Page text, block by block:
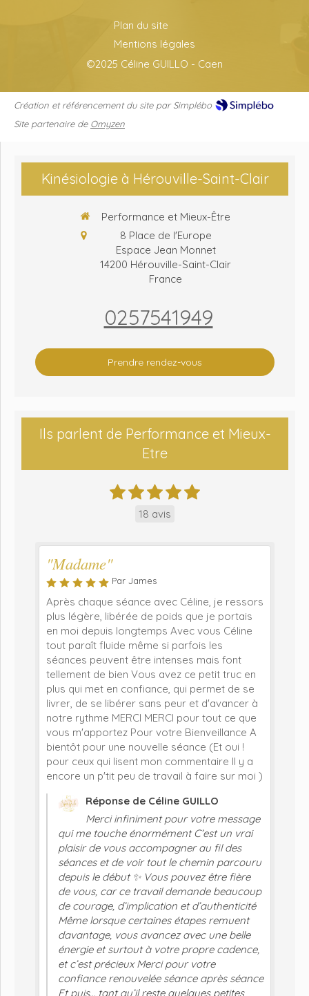
Plan du site
Mentions légales
©2025 Céline GUILLO - Caen
Création et référencement du site par Simplébo
Site partenaire de Omyzen
Kinésiologie à Hérouville-Saint-Clair
Performance et Mieux-Être
8 Place de l'Europe
Espace Jean Monnet
14200 Hérouville-Saint-Clair
France
0257541949
Prendre rendez-vous
Ils parlent de Performance et Mieux-
Etre
18 avis
"Madame"
Par James
Après chaque séance avec Céline, je ressors
plus légère, libérée de poids que je portais
en moi depuis longtemps Avec vous Céline
tout paraît fluide même si parfois les
séances peuvent être intenses mais font
tellement de bien Vous avez ce petit truc en
plus qui met en confiance, qui permet de se
livrer, de se libérer sans peur et d'avancer à
notre rythme MERCI MERCI pour tout ce que
vous m'apportez Pour votre Bienveillance A
bientôt pour une nouvelle séance (Et oui !
pour ceux qui lisent mon commentaire Il y a
encore un p'tit peu de travail à faire sur moi )
Réponse de Céline GUILLO
Merci infiniment pour votre message
qui me touche énormément C’est un vrai
plaisir de vous accompagner au fil des
séances et de voir tout le chemin parcouru
depuis le début ✨ Vous pouvez être fière
de vous, car ce travail demande beaucoup
de courage, d’implication et d’authenticité
Même lorsque certaines étapes remuent
davantage, vous avancez avec une belle
énergie et surtout à votre propre cadence,
et c’est précieux Merci pour votre
confiance renouvelée séance après séance
Et puis… tant qu’il reste quelques petites